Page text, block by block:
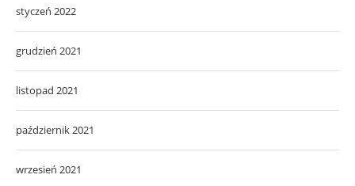
styczeń 2022
grudzień 2021
listopad 2021
październik 2021
wrzesień 2021